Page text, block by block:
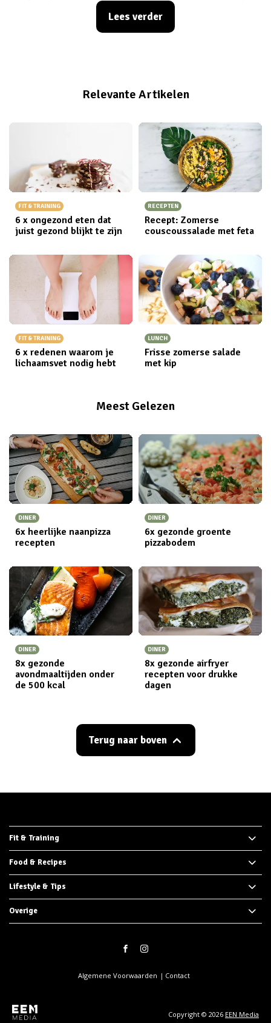
een goede verhouding met koolhydraten, vetten en
eiwitten als basis. Deze vul je aan met een heleboel
Lees verder
Relevante Artikelen
FIT & TRAINING
6 x ongezond eten dat
juist gezond blijkt te zijn
RECEPTEN
Recept: Zomerse
couscoussalade met feta
FIT & TRAINING
6 x redenen waarom je
lichaamsvet nodig hebt
LUNCH
Frisse zomerse salade
met kip
Meest Gelezen
DINER
6x heerlijke naanpizza
recepten
DINER
6x gezonde groente
pizzabodem
DINER
8x gezonde
avondmaaltijden onder
de 500 kcal
DINER
8x gezonde airfryer
recepten voor drukke
dagen
Terug naar boven
Fit & Training
Food & Recipes
Lifestyle & Tips
Overige
Copyright © 2026 EEN Media
Algemene Voorwaarden Contact